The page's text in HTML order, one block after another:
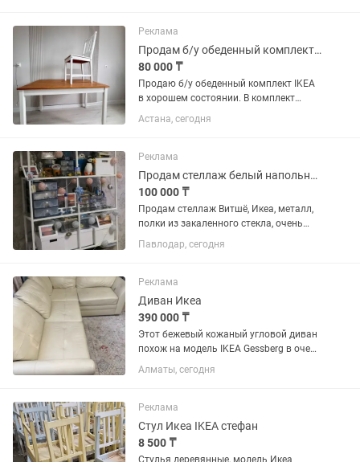
Реклама
Продам б/у обеденный комплект IKEA стол IERHAMN 4 стула STEFAN
80 000 ₸
Продаю б/у обеденный комплект IKEA
в хорошем состоянии. В комплект
входит: Прямоугольный стол IERHAMN
— 118 × 74 см, высота 73–75 см. 4
Астана, сегодня
Реклама
Продам стеллаж белый напольный IKEA VITTSJO, Витшё, белый 100x36x175 см
100 000 ₸
Продам стеллаж Витшё, Икеа, металл,
полки из закаленного стекла, очень
изящный воздушный вид, при этом
стеллаж очень крепкий и прочный,
Павлодар, сегодня
Реклама
Диван Икеа
390 000 ₸
Этот бежевый кожаный угловой диван
похож на модель IKEA Gessberg в очень
хорошем состоянии
Алматы, сегодня
Реклама
Стул Икеа IKEA стефан
8 500 ₸
Стулья деревянные, модель Икеа